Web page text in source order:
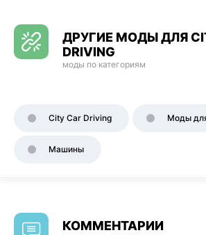
ДРУГИЕ МОДЫ ДЛЯ
DRIVING
моды по категориям
City Car Driving Моды
Машины
КОММЕНТАРИИ